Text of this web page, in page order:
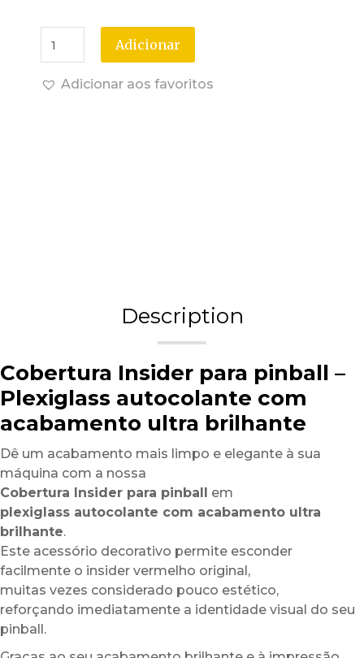
Adicionar
Adicionar aos favoritos
Description
Cobertura Insider para pinball –
Plexiglass autocolante com
acabamento ultra brilhante
Dê um acabamento mais limpo e elegante à sua
máquina com a nossa
Cobertura Insider para pinball
em
plexiglass autocolante com acabamento ultra
brilhante.
Este acessório decorativo permite esconder
facilmente o insider vermelho original,
muitas vezes considerado pouco estético,
reforçando imediatamente a identidade visual do seu
pinball.